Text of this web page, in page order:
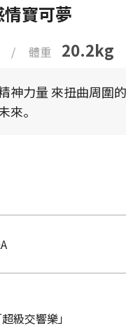
寶可夢
/ 體重 20.2kg
神力量 來扭曲周圍
來。
級交響樂」